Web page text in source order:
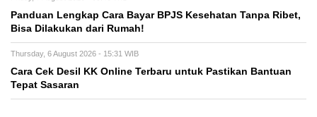
Panduan Lengkap Cara Bayar BPJS Kesehatan Tanpa Ribet,
Bisa Dilakukan dari Rumah!
Thursday, 6 August 2026 - 15:31 WIB
Cara Cek Desil KK Online Terbaru untuk Pastikan Bantuan
Tepat Sasaran